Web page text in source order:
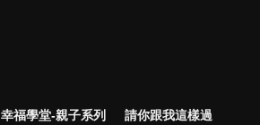
幸福學堂-親子系列 請你跟我這樣過